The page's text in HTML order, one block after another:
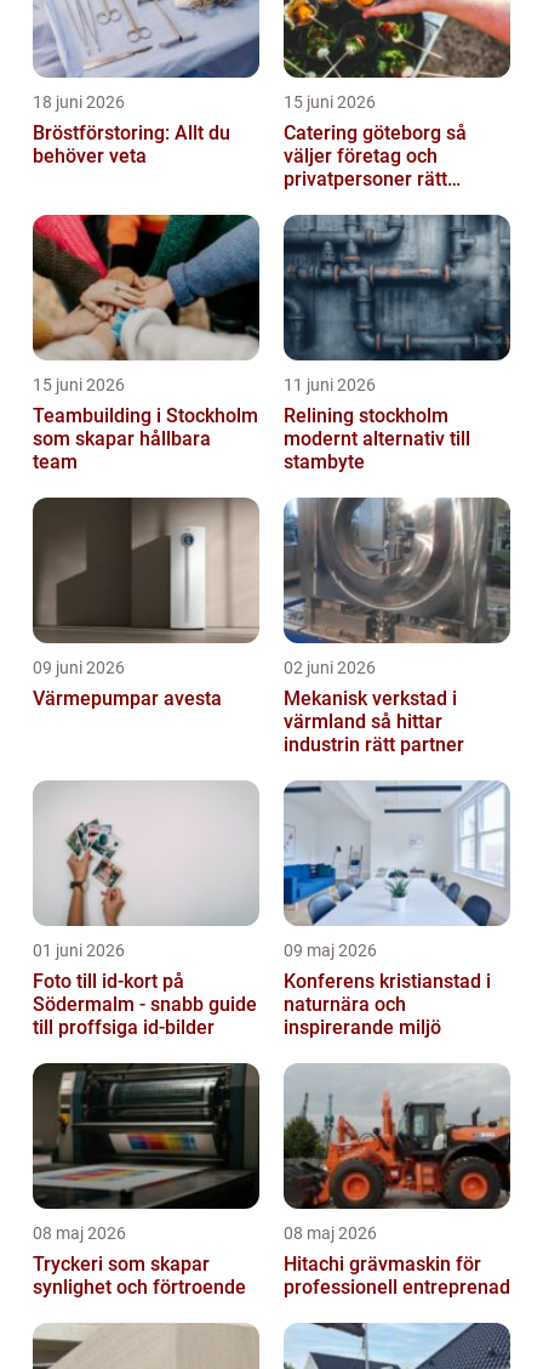
18 juni 2026
Bröstförstoring: Allt du
behöver veta
15 juni 2026
Catering göteborg så
väljer företag och
privatpersoner rätt
15 juni 2026
Teambuilding i Stockholm
som skapar hållbara
team
11 juni 2026
Relining stockholm
modernt alternativ till
stambyte
09 juni 2026
Värmepumpar avesta
02 juni 2026
Mekanisk verkstad i
värmland så hittar
industrin rätt partner
01 juni 2026
Foto till id-kort på
Södermalm - snabb guide
till proffsiga id-bilder
09 maj 2026
Konferens kristianstad i
naturnära och
inspirerande miljö
08 maj 2026
Tryckeri som skapar
synlighet och förtroende
08 maj 2026
Hitachi grävmaskin för
professionell entreprenad